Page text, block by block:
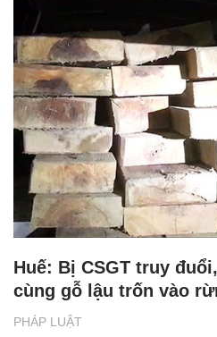
PHÁP LUẬT
Huế: Bị CSGT truy
cùng gỗ lậu trốn vào